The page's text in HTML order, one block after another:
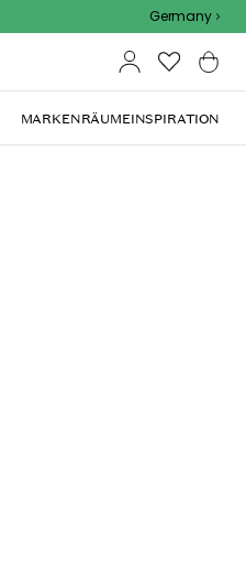
Germany
MARKENRÄUMEINSPIRATION